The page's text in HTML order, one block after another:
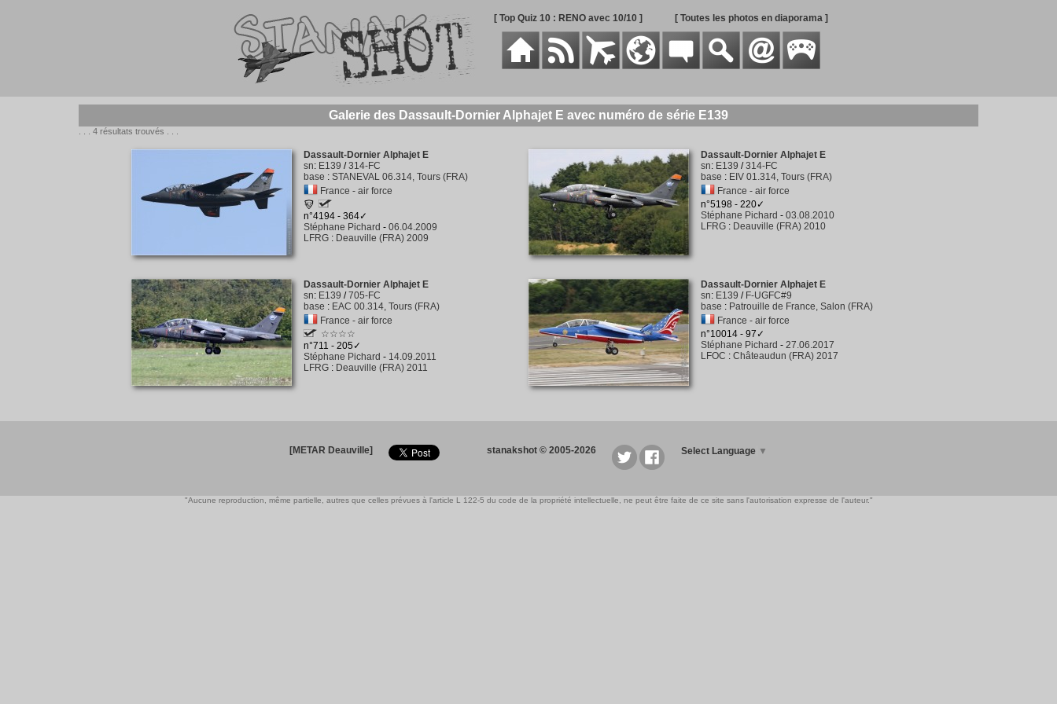
[ Top Quiz 10 : RENO avec 10/10 ] [ Toutes les photos en diaporama ]
Galerie des Dassault-Dornier Alphajet E avec numéro de série E139
. . . 4 résultats trouvés . . .
Dassault-Dornier Alphajet E
sn: E139 /314-FC
base : STANEVAL 06.314, Tours (FRA)
France - air force
n°4194 - 364✓
Stéphane Pichard - 06.04.2009
LFRG : Deauville (FRA) 2009
Dassault-Dornier Alphajet E
sn: E139 /314-FC
base : EIV 01.314, Tours (FRA)
France - air force
n°5198 - 220✓
Stéphane Pichard - 03.08.2010
LFRG : Deauville (FRA) 2010
Dassault-Dornier Alphajet E
sn: E139 /705-FC
base : EAC 00.314, Tours (FRA)
France - air force
☆☆☆☆
n°711 - 205✓
Stéphane Pichard - 14.09.2011
LFRG : Deauville (FRA) 2011
Dassault-Dornier Alphajet E
sn: E139 / F-UGFC#9
base : Patrouille de France, Salon (FRA)
France - air force
n°10014 - 97✓
Stéphane Pichard - 27.06.2017
LFOC : Châteaudun (FRA) 2017
[METAR Deauville] stanakshot © 2005-2026 Select Language ▼
"Aucune reproduction, même partielle, autres que celles prévues à l'article L 122-5 du code de la propriété intellectuelle, ne peut être faite de ce site sans l'autorisation expresse de l'auteur."